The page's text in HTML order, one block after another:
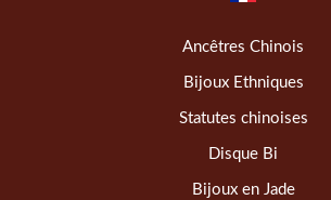
Ancêtres Chinois
Bijoux Ethniques
Statutes chinoises
Disque Bi
Bijoux en Jade